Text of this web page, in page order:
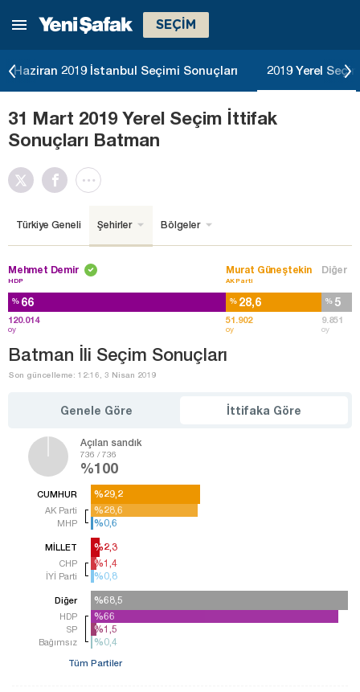
SEÇİM
Haziran 2019 İstanbul Seçimi Sonuçları 2019 Yerel
31 Mart 2019 Yerel Seçim İttifak
Sonuçları Batman
Türkiye Geneli Şehirler Bölgeler
Mehmet Demir
HDP
% 66
120.014
oy
Murat Güneştekin
AK Parti
% 28,6
51.902
oy
Diğer
% 5
9.851
oy
Batman İli Seçim Sonuçları
Son güncelleme: 12:16, 3 Nisan 2019
Genele Göre İttifaka Göre
Açılan sandık
736 / 736
%100
CUMHUR
AK Parti
MHP
%29,2
%28,6
%0,6
%29,2
%28,6
%0,6
MİLLET
CHP
İYİ Parti
%2,3
%1,4
%0,8
%2,3
%1,4
%0,8
Diğer
HDP
SP
Bağımsız
%68,5
%66
%1,5
%0,4
%68,5
%66
%1,5
%0,4
Tüm Partiler